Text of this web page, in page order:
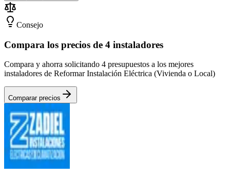
Consejo
Compara los precios de 4 instaladores
Compara y ahorra solicitando 4 presupuestos a los mejores
instaladores de Reformar Instalación Eléctrica (Vivienda o Local)
Comparar precios